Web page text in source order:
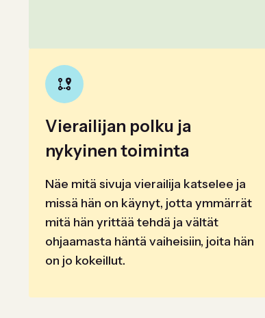
Vierailijan polku ja
nykyinen toiminta
Näe mitä sivuja vierailija katselee ja
missä hän on käynyt, jotta ymmärrät
mitä hän yrittää tehdä ja vältät
ohjaamasta häntä vaiheisiin, joita hän
on jo kokeillut.